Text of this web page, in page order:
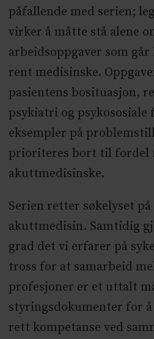
påfallende med serien;
virker å måtte stå alene
arbeidsoppgaver som
rent medisinske.
pasientens bosituasjon,
psykiatri og psykososiale
eksempler på
prioriteres bort til fordel
akuttmedisinske.
Serien retter søkelyset
akuttmedisin. Samtidig
grad det vi erfarer på
tross for at samarbeid
profesjoner er et uttalt
styringsdokumenter for
rett kompetanse ved